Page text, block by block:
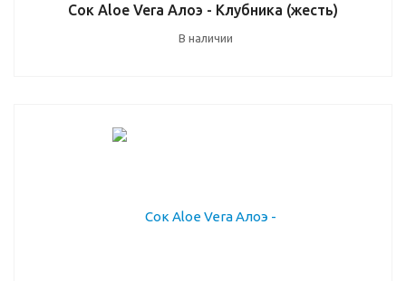
Сок Aloe Vera Алоэ - Клубника (жесть)
В наличии